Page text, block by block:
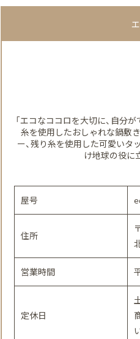
「エコなココロを大切に、自分
糸を使用したおしゃれな鍋敷
ー、残り糸を使用した可愛い
け地球の役に
屋号
住所
営業時間
定休日